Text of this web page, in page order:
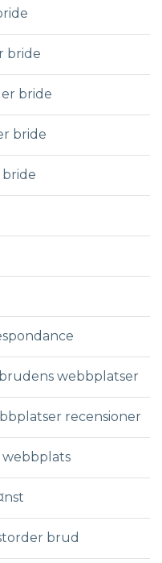
bride
bride
bride
bride
webbplatser
recensioner
brud